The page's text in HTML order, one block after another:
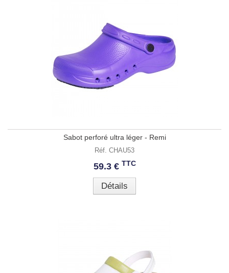
Sabot perforé ultra léger - Remi
Réf. CHAU53
59.3 € TTC
Détails